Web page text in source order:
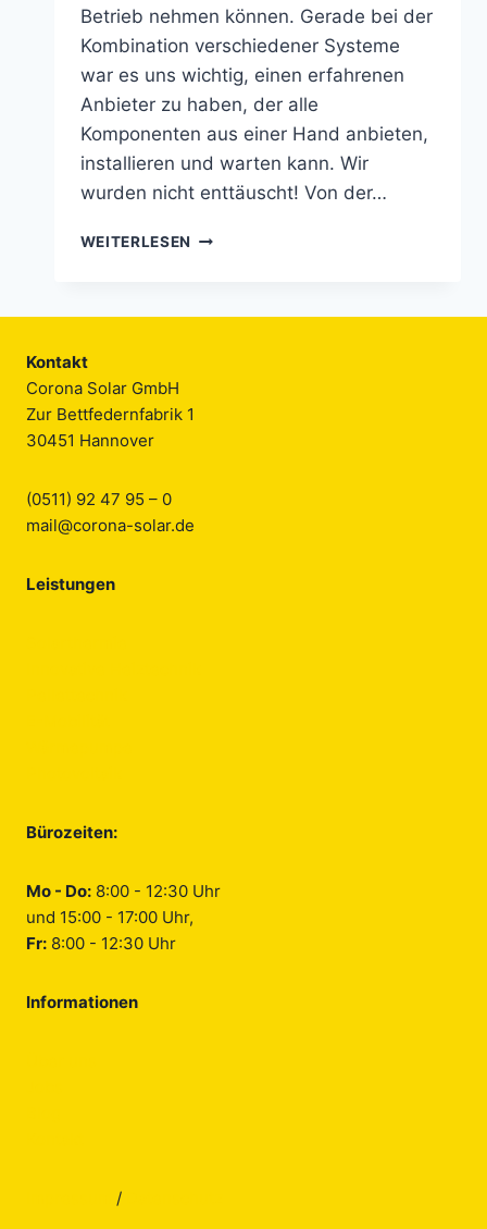
Betrieb nehmen können. Gerade bei der
Kombination verschiedener Systeme
war es uns wichtig, einen erfahrenen
Anbieter zu haben, der alle
Komponenten aus einer Hand anbieten,
installieren und warten kann. Wir
wurden nicht enttäuscht! Von der…
WEITERLESEN SOLVIS
ANLAGE
Kontakt
Corona Solar GmbH
Zur Bettfedernfabrik 1
30451 Hannover
(0511) 92 47 95 – 0
mail@corona-solar.de
Leistungen
Bürozeiten:
Mo - Do: 8:00 - 12:30 Uhr
und 15:00 - 17:00 Uhr,
Fr: 8:00 - 12:30 Uhr
Informationen
/